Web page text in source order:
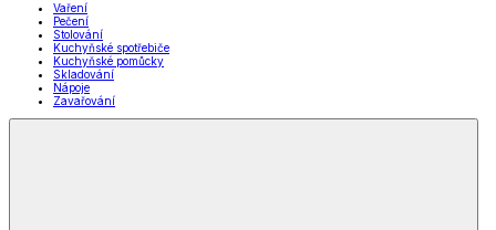
Vaření
Pečení
Stolování
Kuchyňské spotřebiče
Kuchyňské pomůcky
Skladování
Nápoje
Zavařování